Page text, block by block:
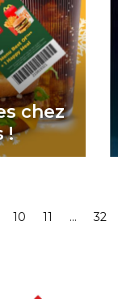
chez
!
10 11 … 32